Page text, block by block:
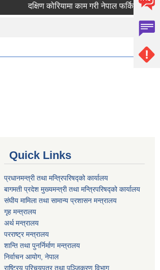
दक्षिण कोरियामा काम गरी नेपाल फर्किएका
Quick Links
प्रधानमन्त्री तथा मन्त्रिपरिषद्को कार्यालय
बागमती प्रदेश मुख्यमन्त्री तथा मन्त्रिपरिषद्को कार्यालय
संघीय मामिला तथा सामान्य प्रशासन मन्त्रालय
गृह मन्त्रालय
अर्थ मन्त्रालय
परराष्ट्र मन्त्रालय
शान्ति तथा पुनर्निर्माण मन्त्रालय
निर्वाचन आयोग, नेपाल
राष्ट्रिय परिचयपत्र तथा पञ्जिकरण विभाग